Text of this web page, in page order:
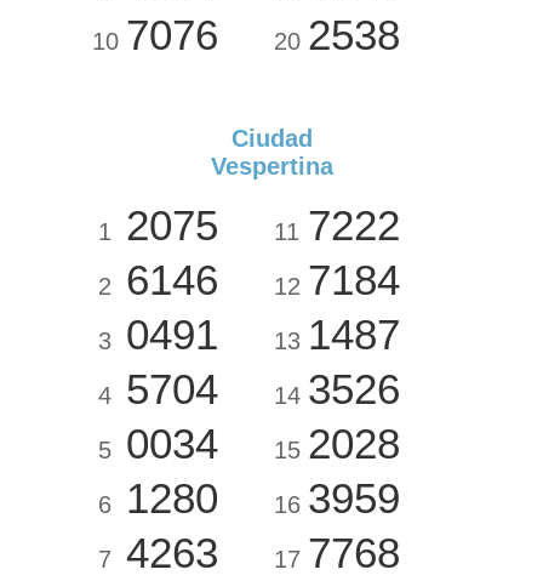
10 7076 20 2538
Ciudad
Vespertina
1 2075
2 6146
3 0491
4 5704
5 0034
6 1280
7 4263
11 7222
12 7184
13 1487
14 3526
15 2028
16 3959
17 7768